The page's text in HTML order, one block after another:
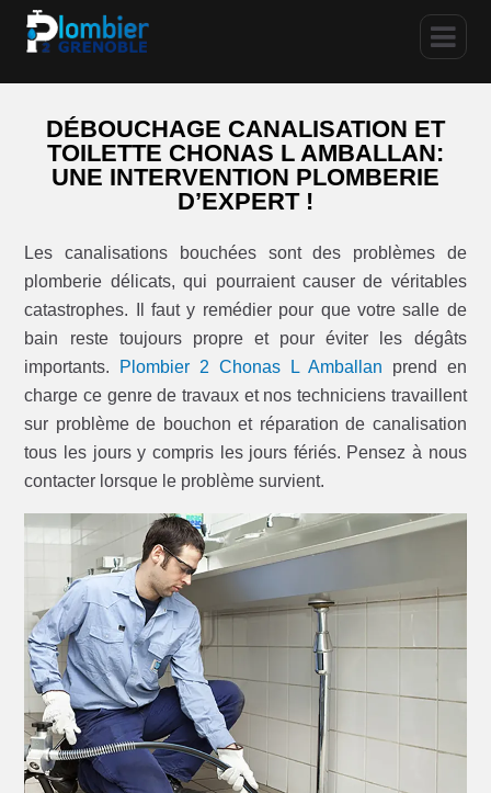
DÉBOUCHAGE CANALISATION ET
TOILETTE CHONAS L AMBALLAN:
UNE INTERVENTION PLOMBERIE
D’EXPERT !
Les canalisations bouchées sont des problèmes de
plomberie délicats, qui pourraient causer de véritables
catastrophes. Il faut y remédier pour que votre salle de
bain reste toujours propre et pour éviter les dégâts
importants.
Plombier 2 Chonas L Amballan prend en
charge ce genre de travaux et nos techniciens travaillent
sur problème de bouchon et réparation de canalisation
tous les jours y compris les jours fériés. Pensez à nous
contacter lorsque le problème survient.